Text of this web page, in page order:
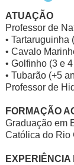
ATUAÇÃO
Professor de
• Tartaruguinha
• Cavalo
• Golfinho (3 e
• Tubarão (+5
Professor de
FORMAÇÃO
Graduação em
Católica do Rio